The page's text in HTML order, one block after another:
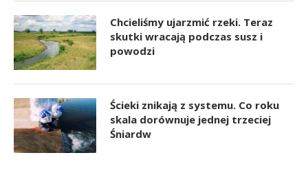
Chcieliśmy ujarzmić rzeki. Teraz
skutki wracają podczas susz i
powodzi
Ścieki znikają z systemu. Co roku
skala dorównuje jednej trzeciej
Śniardw